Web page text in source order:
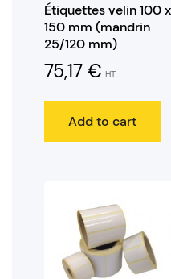
Étiquettes velin 100 x
150 mm (mandrin
25/120 mm)
75,17 € HT
Add to cart